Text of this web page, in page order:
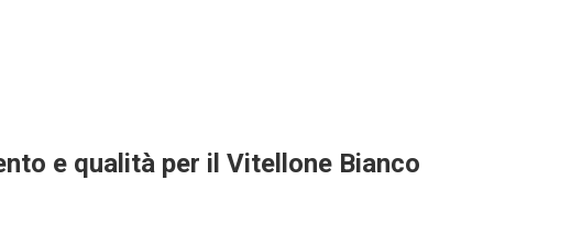
e qualità per il Vitellone Bianco